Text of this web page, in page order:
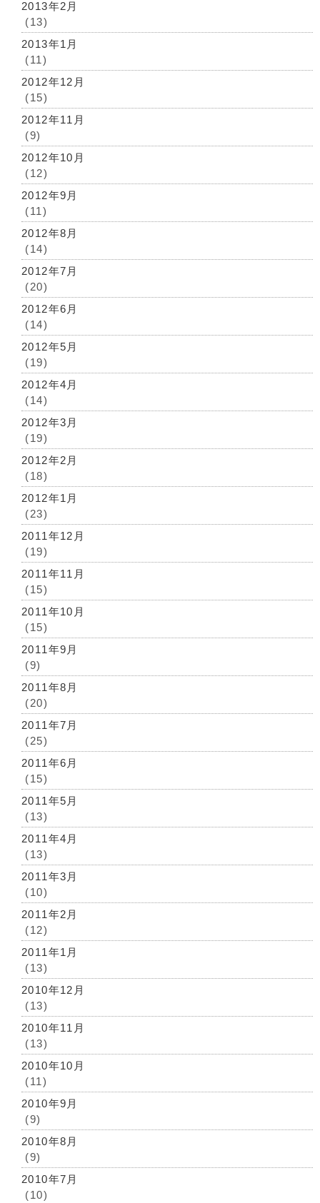
2013年2月
(13)
2013年1月
(11)
2012年12月
(15)
2012年11月
(9)
2012年10月
(12)
2012年9月
(11)
2012年8月
(14)
2012年7月
(20)
2012年6月
(14)
2012年5月
(19)
2012年4月
(14)
2012年3月
(19)
2012年2月
(18)
2012年1月
(23)
2011年12月
(19)
2011年11月
(15)
2011年10月
(15)
2011年9月
(9)
2011年8月
(20)
2011年7月
(25)
2011年6月
(15)
2011年5月
(13)
2011年4月
(13)
2011年3月
(10)
2011年2月
(12)
2011年1月
(13)
2010年12月
(13)
2010年11月
(13)
2010年10月
(11)
2010年9月
(9)
2010年8月
(9)
2010年7月
(10)